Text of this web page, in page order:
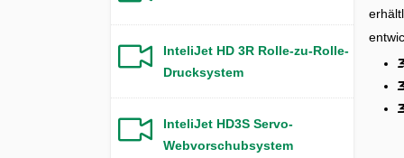
InteliJet HD 3R Rolle-zu-Rolle-
Drucksystem
InteliJet HD3S Servo-
Webvorschubsystem
1